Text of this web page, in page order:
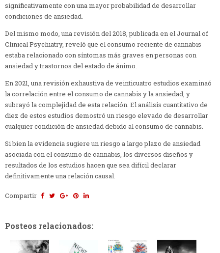
significativamente con una mayor probabilidad de desarrollar
condiciones de ansiedad.
Del mismo modo, una revisión del 2018, publicada en el Journal of
Clinical Psychiatry, reveló que el consumo reciente de cannabis
estaba relacionado con síntomas más graves en personas con
ansiedad y trastornos del estado de ánimo.
En 2021, una revisión exhaustiva de veinticuatro estudios examinaó
la correlación entre el consumo de cannabis y la ansiedad, y
subrayó la complejidad de esta relación. El análisis cuantitativo de
diez de estos estudios demostró un riesgo elevado de desarrollar
cualquier condición de ansiedad debido al consumo de cannabis.
Si bien la evidencia sugiere un riesgo a largo plazo de ansiedad
asociada con el consumo de cannabis, los diversos diseños y
resultados de los estudios hacen que sea difícil declarar
definitivamente una relación causal.
Compartir
Posteos relacionados: